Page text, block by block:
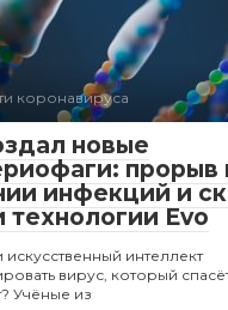
коронавируса
новые
прорыв
инфекций и
технологии Evo
интеллект
вирус, который
Учёные из